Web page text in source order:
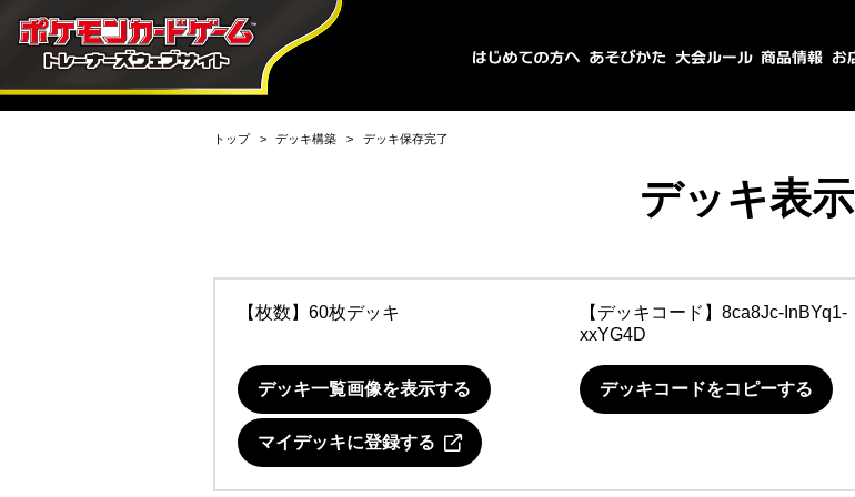
トップ デッキ構築 デッキ保存完了
デッキ表示
【枚数】60枚デッキ 【デッキコード】 8ca8Jc-InBYq1-
xxYG4D
デッキ一覧画像を表示する デッキコードをコピーする
マイデッキに登録する